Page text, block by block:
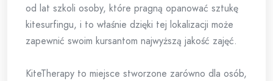
od lat szkoli osoby, które pragną opanować sztukę
kitesurfingu, i to właśnie dzięki tej lokalizacji może
zapewnić swoim kursantom najwyższą jakość zajęć.
KiteTherapy to miejsce stworzone zarówno dla osób,